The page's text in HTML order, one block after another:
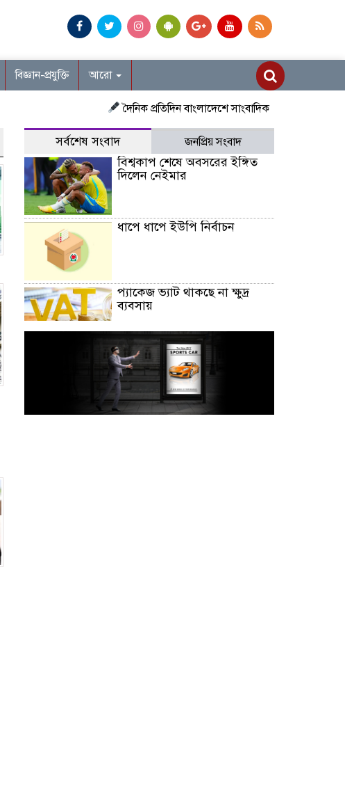
বিজ্ঞান-প্রযুক্তি আরো
দৈনিক প্রতিদিন বাংলাদেশে সাংবাদিক নিয়োগ চলছে
সর্বশেষ সংবাদ জনপ্রিয় সংবাদ
বিশ্বকাপ শেষে অবসরের ইঙ্গিত
দিলেন নেইমার
ধাপে ধাপে ইউপি নির্বাচন
প্যাকেজ ভ্যাট থাকছে না ক্ষুদ্র
ব্যবসায়
অক্টোবরে স্থানীয় সরকার নির্বাচন
আয়োজনের লক্ষ্যে প্রস্তুতি চলছে :
ইসি